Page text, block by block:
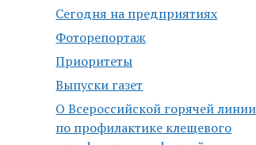
Сегодня на предприятиях
Фоторепортаж
Приоритеты
Выпуски газет
О Всероссийской горячей линии
по профилактике клещевого